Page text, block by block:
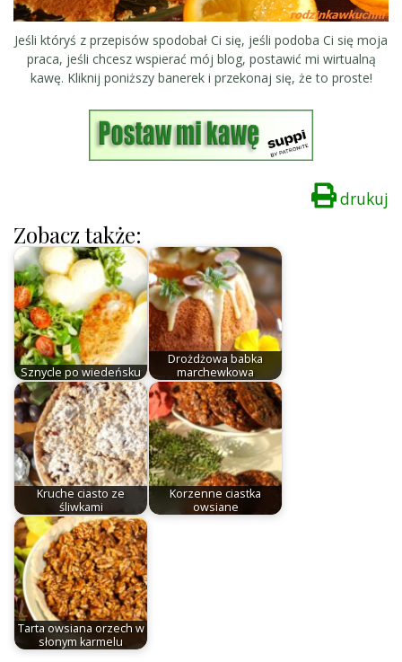
Jeśli któryś z przepisów spodobał Ci się, jeśli podoba Ci się moja
praca, jeśli chcesz wspierać mój blog, postawić mi wirtualną
kawę. Kliknij poniższy banerek i przekonaj się, że to proste!
drukuj
Zobacz także:
Sznycle po wiedeńsku
Drożdżowa babka
marchewkowa
Kruche ciasto ze
śliwkami
Korzenne ciastka
owsiane
Tarta owsiana orzech w
słonym karmelu